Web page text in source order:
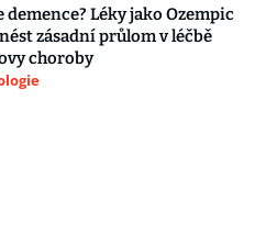
demence? Léky jako Ozempic
zásadní průlom v léčbě
choroby